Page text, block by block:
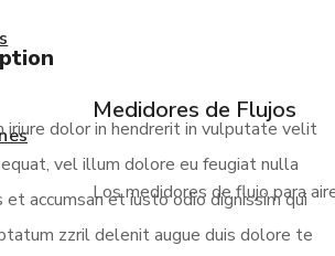
Medidores de Flujos
Los medidores de flujo para
iriure dolor in hendrerit in vulputate velit
vel illum dolore eu feugiat nulla
accumsan et iusto odio dignissim qui
zzril delenit augue duis dolore te